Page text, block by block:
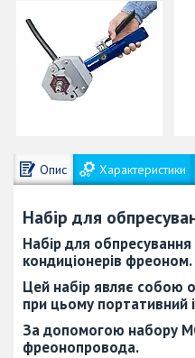
Опис Характеристики
Набір для
Набір для
кондиціонерів фреоном.
Цей набір являє собою
при цьому портативний і
За допомогою набору
фреонопровода.